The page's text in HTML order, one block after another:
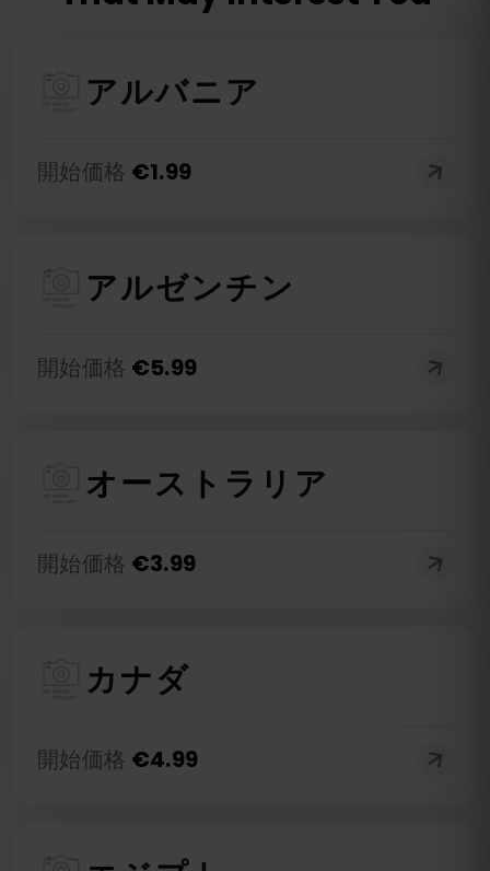
アルバニア
開始価格 €1.99
アルゼンチン
開始価格 €5.99
オーストラリア
開始価格 €3.99
カナダ
開始価格 €4.99